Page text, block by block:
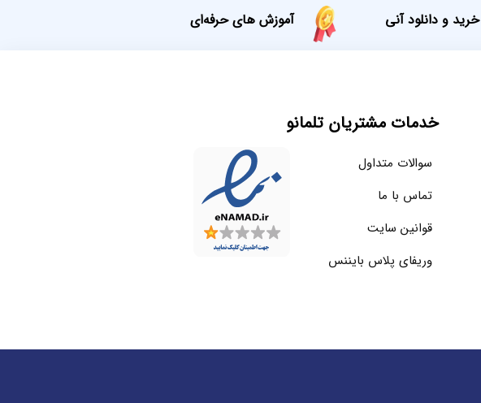
خرید و دانلود آنی آموزش های حرفه‌ای
خدمات مشتریان تلمانو
سوالات متداول
تماس با ما
قوانین سایت
وریفای پلاس بایننس